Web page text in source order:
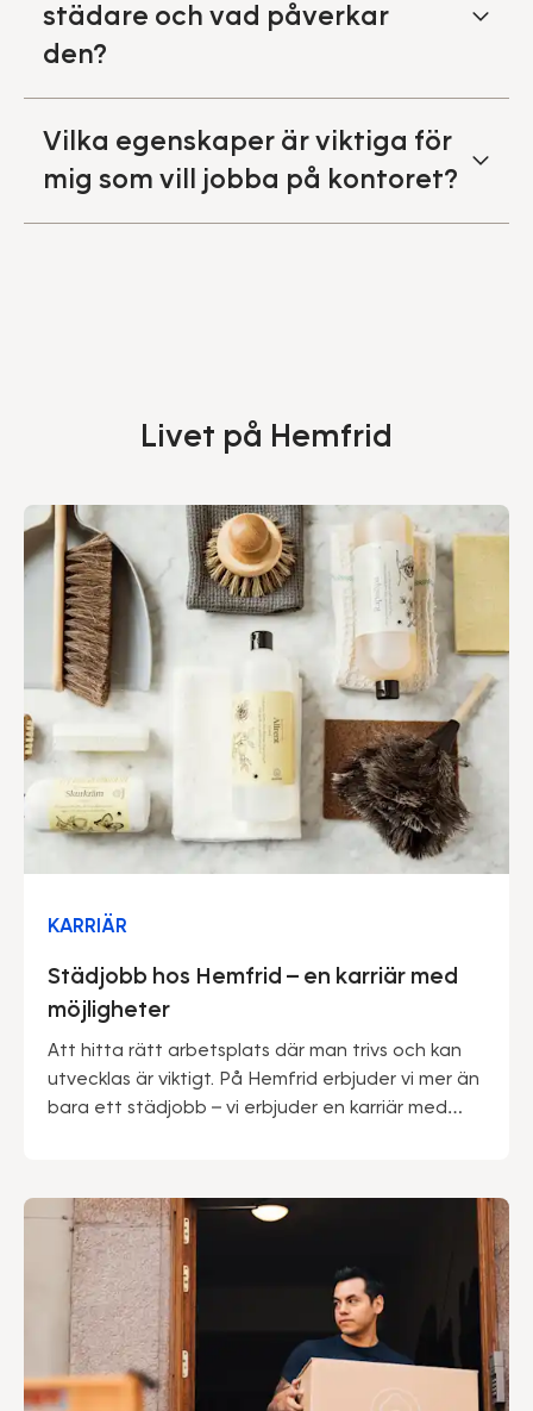
städare och vad påverkar
den?
Vilka egenskaper är viktiga för
mig som vill jobba på kontoret?
Livet på Hemfrid
KARRIÄR
Städjobb hos Hemfrid – en karriär med
möjligheter
Att hitta rätt arbetsplats där man trivs och kan
utvecklas är viktigt. På Hemfrid erbjuder vi mer än
bara ett städjobb – vi erbjuder en karriär med